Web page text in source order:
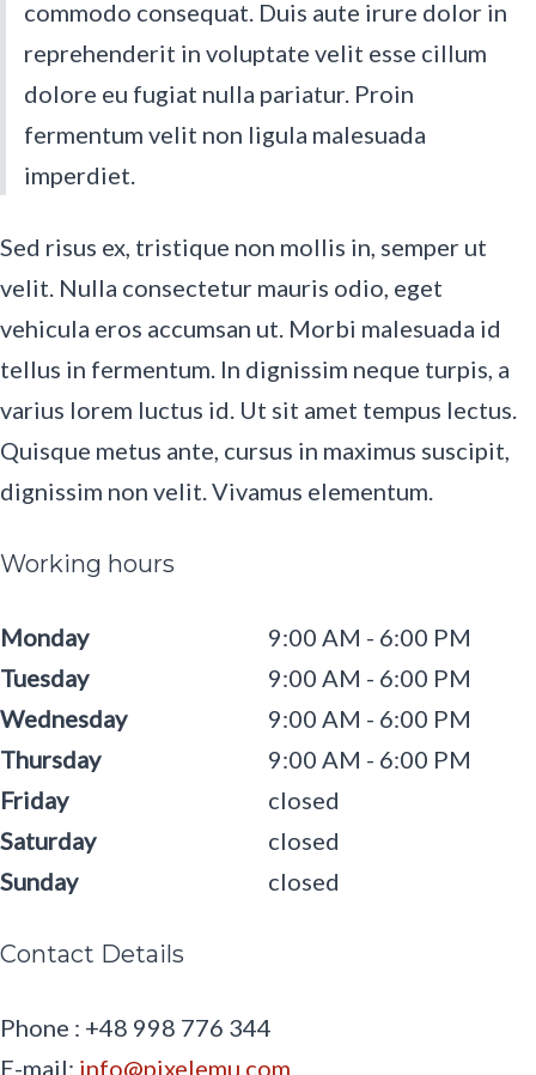
commodo consequat. Duis aute irure dolor in
reprehenderit in voluptate velit esse cillum
dolore eu fugiat nulla pariatur. Proin
fermentum velit non ligula malesuada
imperdiet.
Sed risus ex, tristique non mollis in, semper ut
velit. Nulla consectetur mauris odio, eget
vehicula eros accumsan ut. Morbi malesuada id
tellus in fermentum. In dignissim neque turpis, a
varius lorem luctus id. Ut sit amet tempus lectus.
Quisque metus ante, cursus in maximus suscipit,
dignissim non velit. Vivamus elementum.
Working hours
Monday 9:00 AM
6:00 PM
Tuesday
9:00 AM
6:00 PM
Wednesday
9:00 AM
6:00 PM
Thursday
9:00 AM
6:00 PM
Friday
closed
Saturday
closed
Sunday
closed
Contact Details
Phone : +48 998 776 344
E-mail: info@pixelemu.com